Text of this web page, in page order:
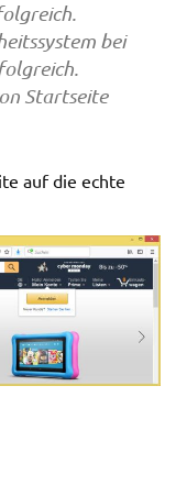
bei
Startseite
auf die echte